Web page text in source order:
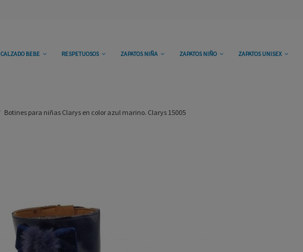
CALZADO BEBE RESPETUOSOS ZAPATOS NIÑA ZAPATOS NIÑO ZAPATOS UNISEX
Botines para niñas Clarys en color azul marino. Clarys 15005